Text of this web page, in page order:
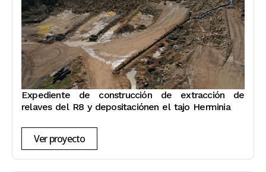
Expediente de construcción de extracción de
relaves del R8 y depositaciónen el tajo Herminia
Ver proyecto